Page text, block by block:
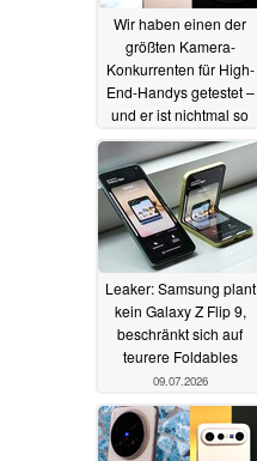
Wir haben einen der
größten Kamera-
Konkurrenten für High-
End-Handys getestet –
und er ist nichtmal so
teuer10.07.2026
Leaker: Samsung plant
kein Galaxy Z Flip 9,
beschränkt sich auf
teurere Foldables
09.07.2026